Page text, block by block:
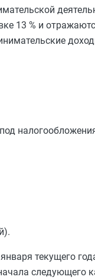
13 % и
текущего
следующего